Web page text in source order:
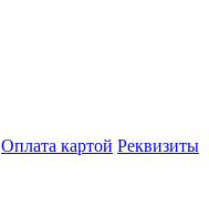
Оплата картой Реквизиты